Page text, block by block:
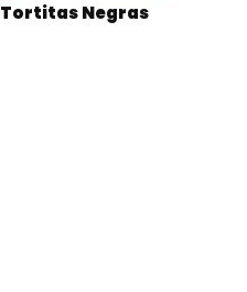
Tortitas Negras